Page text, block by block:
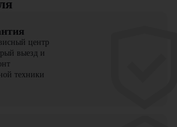
центр
выезд и
техники